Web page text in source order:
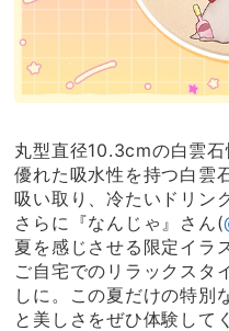
丸型直径10.3cmの白雲石
優れた吸水性を持つ白雲
吸い取り、冷たいドリン
さらに『なんじゃ』さん(
夏を感じさせる限定イラ
ご自宅でのリラックスタ
しに。この夏だけの特別
と美しさをぜひ体験して